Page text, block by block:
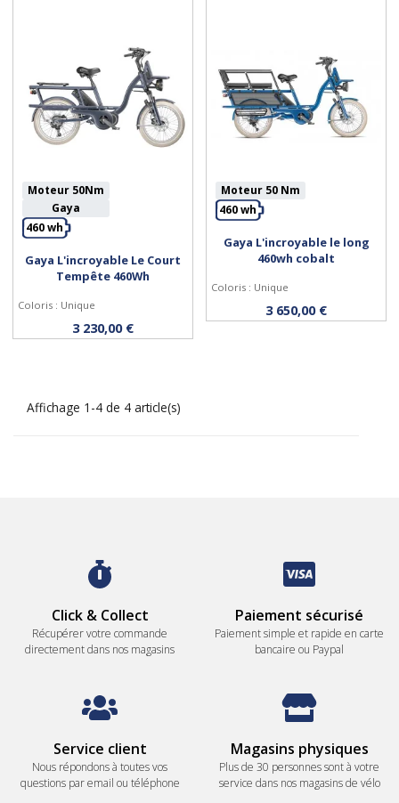
Acheter
Moteur 50Nm
Gaya
460 wh
Gaya L'incroyable Le Court
Tempête 460Wh
Coloris : Unique
3 230,00 €
Acheter
Moteur 50 Nm
460 wh
Gaya L'incroyable le long
460wh cobalt
Coloris : Unique
3 650,00 €
Affichage 1-4 de 4 article(s)
Click & Collect
Récupérer votre commande
directement dans nos magasins
Paiement sécurisé
Paiement simple et rapide en carte
bancaire ou Paypal
Service client
Nous répondons à toutes vos
questions par email ou téléphone
Magasins physiques
Plus de 30 personnes sont à votre
service dans nos magasins de vélo